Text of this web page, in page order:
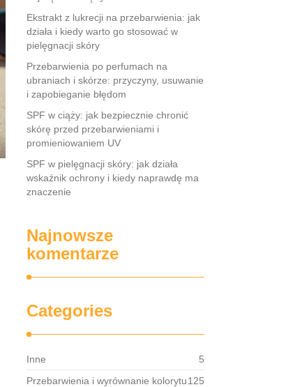
Ekstrakt z lukrecji na przebarwienia: jak
działa i kiedy warto go stosować w
pielęgnacji skóry
Przebarwienia po perfumach na
ubraniach i skórze: przyczyny, usuwanie
i zapobieganie błędom
SPF w ciąży: jak bezpiecznie chronić
skórę przed przebarwieniami i
promieniowaniem UV
SPF w pielęgnacji skóry: jak działa
wskaźnik ochrony i kiedy naprawdę ma
znaczenie
Najnowsze
komentarze
Categories
Inne
5
Przebarwienia i wyrównanie kolorytu125